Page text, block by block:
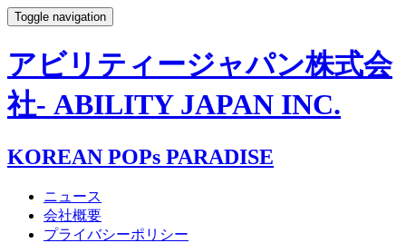
Toggle navigation
アビリティージャパン株式会
社- ABILITY JAPAN INC.
KOREAN POPs PARADISE
ニュース
会社概要
プライバシーポリシー